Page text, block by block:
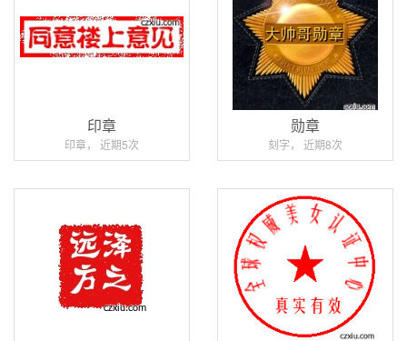
印章
印章， 近期5次
勋章
刻字， 近期8次